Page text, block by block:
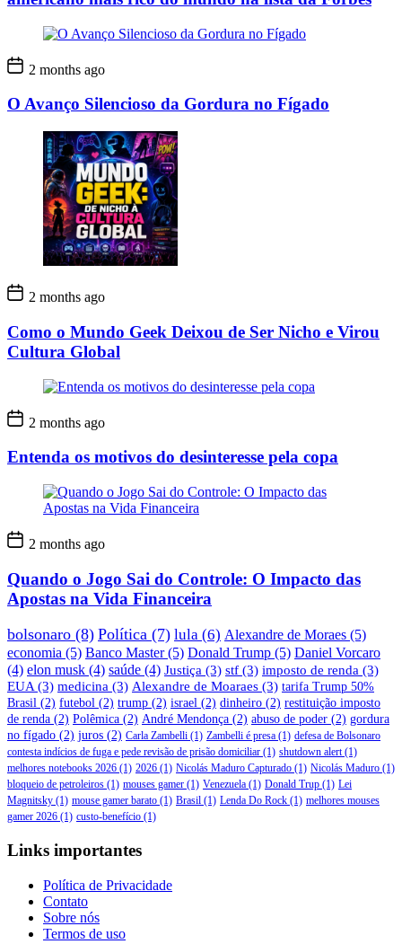
2 months ago
O Avanço Silencioso da Gordura no Fígado
2 months ago
Como o Mundo Geek Deixou de Ser Nicho e Virou
Cultura Global
2 months ago
Entenda os motivos do desinteresse pela copa
2 months ago
Quando o Jogo Sai do Controle: O Impacto das
Apostas na Vida Financeira
bolsonaro (8) Política (7) lula (6) Alexandre de Moraes (5)
economia (5) Banco Master(5) Donald Trump (5) Daniel Vorcaro
(4) elon musk (4) saúde (4) Justiça (3) stf (3) imposto de renda (3)
EUA(3) medicina (3) Alexandre de Moaraes (3) tarifa Trump 50%
Brasil (2) futebol (2) trump (2) israel (2) dinheiro (2) restituição imposto
de renda (2) Polêmica (2) André Mendonça (2) abuso de poder (2) gordura
no fígado (2) juros (2) Carla Zambelli (1) Zambelli é presa (1) defesa de Bolsonaro
contesta indícios de fuga e pede revisão de prisão domiciliar (1) shutdown alert(1)
melhores notebooks 2026 (1) 2026 (1) Nicolás Maduro Capturado (1) Nicolás Maduro (1)
bloqueio de petroleiros (1) mouses gamer (1) Venezuela (1) Donald Trup (1) Lei
Magnitsky (1) mouse gamer barato (1) Brasil (1) Lenda Do Rock (1) melhores mouses
gamer 2026 (1) custo-benefício (1)
Links importantes
Política de Privacidade
Contato
Sobre nós
Termos de uso